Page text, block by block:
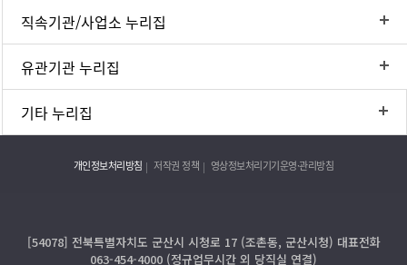
직속기관/사업소 누리집
유관기관 누리집
기타 누리집
개인정보처리방침 저작권 정책 영상정보처리기기운영·관리방침
[54078] 전북특별자치도 군산시 시청로 17 (조촌동, 군산시청) 대표전화
063-454-4000 (정규업무시간 외 당직실 연결)